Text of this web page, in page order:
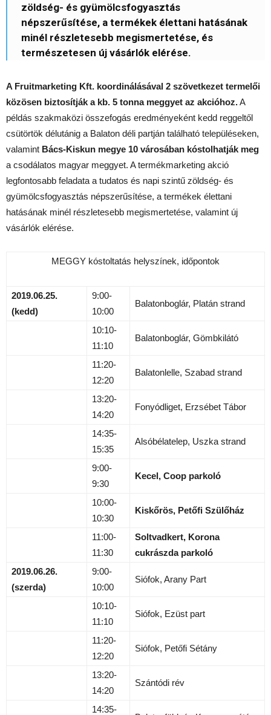
zöldség- és gyümölcsfogyasztás
népszerűsítése, a termékek élettani hatásának
minél részletesebb megismertetése, és
természetesen új vásárlók elérése.
A Fruitmarketing Kft. koordinálásával 2 szövetkezet termelői
közösen biztosítják a kb. 5 tonna meggyet az akcióhoz.A
példás szakmaközi összefogás eredményeként kedd reggeltől
csütörtök délutánig a Balaton déli partján található településeken,
valamint Bács-Kiskun megye 10 városában kóstolhatják meg
a csodálatos magyar meggyet. A termékmarketing akció
legfontosabb feladata a tudatos és napi szintű zöldség- és
gyümölcsfogyasztás népszerűsítése, a termékek élettani
hatásának minél részletesebb megismertetése, valamint új
vásárlók elérése.
MEGGY kóstoltatás helyszínek, időpontok
2019.06.25.
(kedd)
9:00-
10:00
Balatonboglár, Platán strand
10:10-
11:10
Balatonboglár, Gömbkilátó
11:20-
12:20
Balatonlelle, Szabad strand
13:20-
14:20
Fonyódliget, Erzsébet Tábor
14:35-
15:35
Alsóbélatelep, Uszka strand
9:00-
9:30
Kecel, Coop parkoló
10:00-
10:30
Kiskőrös, Petőfi Szülőház
11:00-
11:30
Soltvadkert, Korona
cukrászda parkoló
2019.06.26.
(szerda)
9:00-
10:00
Siófok, Arany Part
10:10-
11:10
Siófok, Ezüst part
11:20-
12:20
Siófok, Petőfi Sétány
13:20-
14:20
Szántódi rév
14:35-